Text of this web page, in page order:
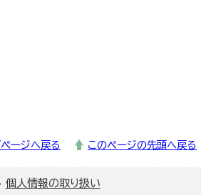
ページへ戻る このページの先頭へ戻る
個人情報の取り扱い